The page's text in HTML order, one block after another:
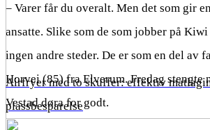
Airfryer med to skuffer: effektiv
plassbesparelse
– Varer får du overalt. Men det som gir
ansatte. Slike som de som jobber på
ingen andre steder. De er som en del av
Horvei (85) fra Elverum. Fredag stengte
Vestad døra for godt.